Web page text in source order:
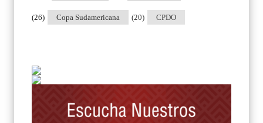
Copa Sudamericana
(26) CPDO
(20)